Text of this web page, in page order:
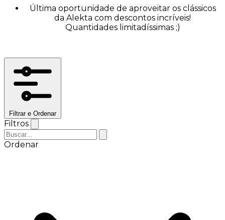
Última oportunidade de aproveitar os clássicos
da Alekta com descontos incríveis!
Quantidades limitadíssimas ;)
Filtrar e Ordenar
Filtros
Ordenar